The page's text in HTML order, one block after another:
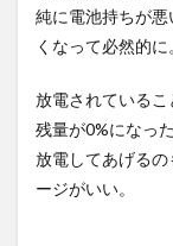
純に電池持ちが
くなって必然的に
放電されている
残量が0%になっ
放電してあげる
ージがいい。